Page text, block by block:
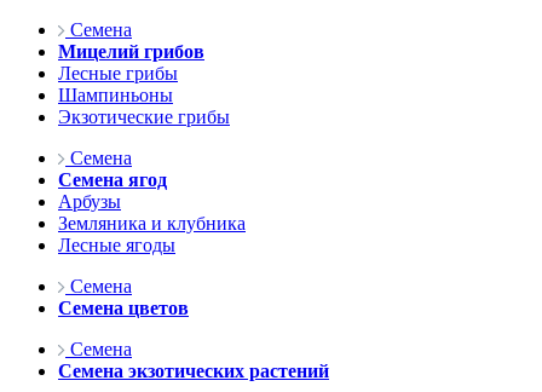
Семена
Мицелий грибов
Лесные грибы
Шампиньоны
Экзотические грибы
Семена
Семена ягод
Арбузы
Земляника и клубника
Лесные ягоды
Семена
Семена цветов
Семена
Семена экзотических растений